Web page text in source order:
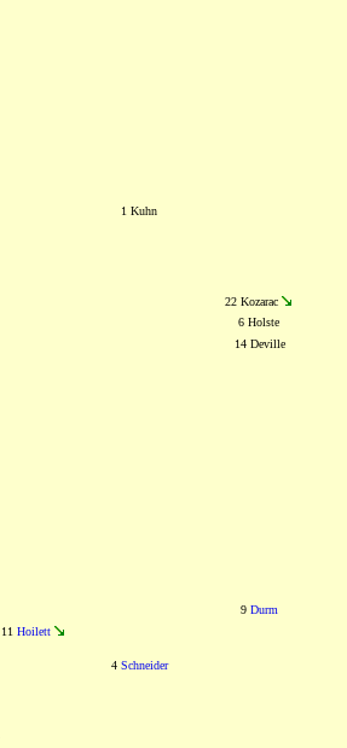
1 Kuhn
22 Kozarac
6 Holste
14 Deville
9 Durm
11 Hoilett
4 Schneider